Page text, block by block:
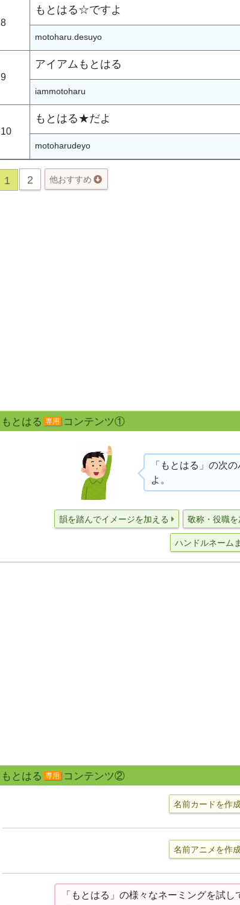
8
もとはる☆ですよ
motoharu.desuyo
9
アイアムもとはる
iammotoharu
10
もとはる★だよ
motoharudeyo
1 2 他おすすめ
もとはる 専用 コンテンツ①
「もとはる」の次
よ。
韻を踏んでイメージを加える 敬称・役職を
ハンドルネーム
もとはる 専用 コンテンツ②
名前カードを作
名前アニメを作
「もとはる」の様々なネーミングを試し